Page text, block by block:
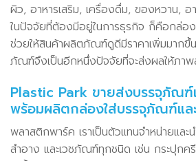
ผิว, อาหารเสริม, เครื่องดื่ม, ของหวาน, อ
ในปัจจัยที่ต้องมีอยู่ในการธุรกิจ ก็คือกล่อ
ช่วยให้สินค้าผลิตภัณฑ์ดูดีมีราคาเพิ่มมากขึ้
ภัณฑ์จึงเป็นอีกหนึ่งปัจจัยที่จะส่งผลให้ภ
Plastic Park ขายส่งบรรจุภัณฑ์
พร้อมผลิตกล่องใส่บรรจุภัณฑ์แล
พลาสติกพาร์ค เราเป็นตัวแทนจำหน่ายและ
สำอาง และเวชภัณฑ์ทุกชนิด เช่น กระปุก